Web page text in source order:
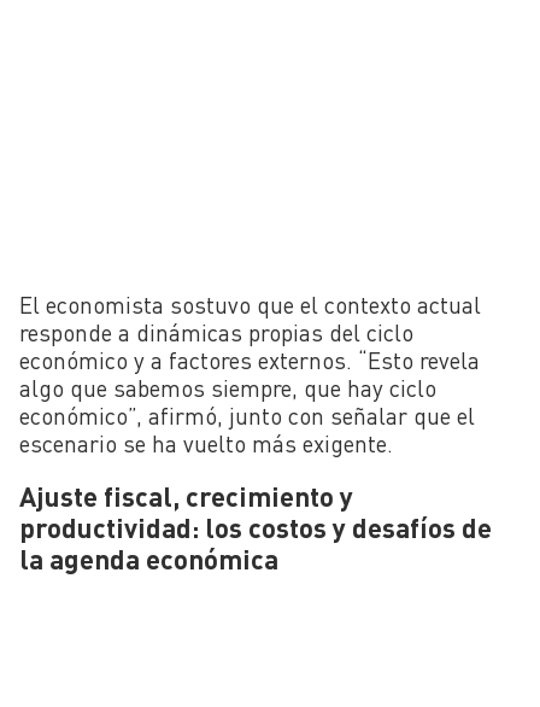
El economista sostuvo que el contexto actual
responde a dinámicas propias del ciclo
económico y a factores externos. “Esto revela
algo que sabemos siempre, que hay ciclo
económico”, afirmó, junto con señalar que el
escenario se ha vuelto más exigente.
Ajuste fiscal, crecimiento y
productividad: los costos y desafíos de
la agenda económica